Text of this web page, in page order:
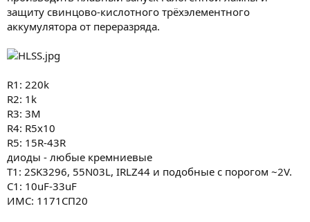
защиту свинцово-кислотного трёхэлементного
аккумулятора от переразряда.
R1: 220k
R2: 1k
R3: 3M
R4: R5x10
R5: 15R-43R
диоды - любые кремниевые
Т1: 2SK3296, 55N03L, IRLZ44 и подобные с порогом ~2V.
C1: 10uF-33uF
ИМС: 1171СП20